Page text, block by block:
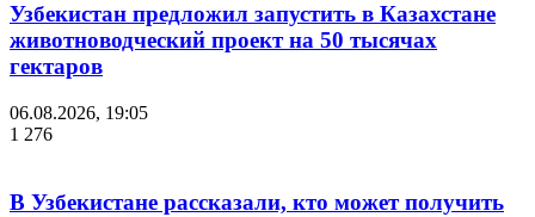
Узбекистан предложил запустить в Казахстане
животноводческий проект на 50 тысячах
гектаров
06.08.2026, 19:05
1 276
В Узбекистане рассказали, кто может получить